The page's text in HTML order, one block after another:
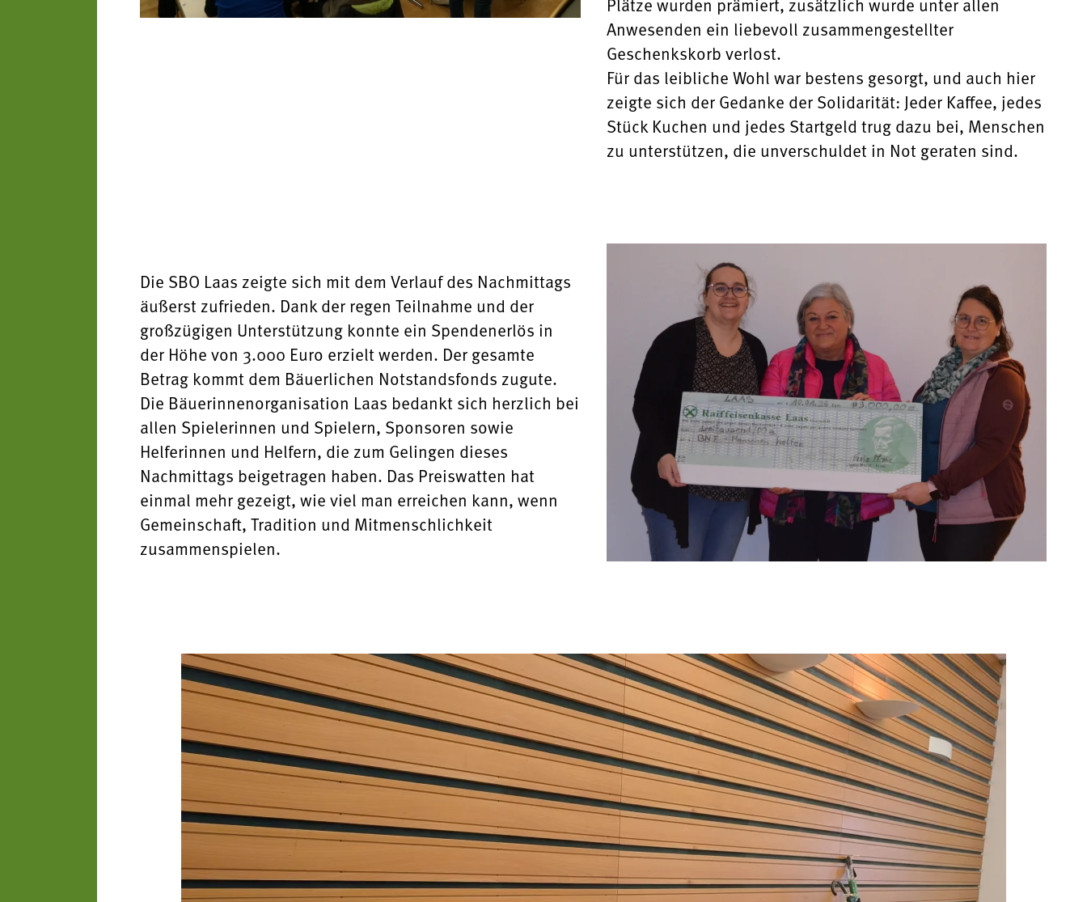
Anwesenden ein liebevoll zusammengestellter
Geschenkskorb verlost.
Für das leibliche Wohl war bestens gesorgt, und auch hier
zeigte sich der Gedanke der Solidarität: Jeder Kaffee, jedes
Stück Kuchen und jedes Startgeld trug dazu bei, Menschen
zu unterstützen, die unverschuldet in Not geraten sind.
Die SBO Laas zeigte sich mit dem Verlauf des Nachmittags
äußerst zufrieden. Dank der regen Teilnahme und der
großzügigen Unterstützung konnte ein Spendenerlös in
der Höhe von 3.000 Euro erzielt werden. Der gesamte
Betrag kommt dem Bäuerlichen Notstandsfonds zugute.
Die Bäuerinnenorganisation Laas bedankt sich herzlich bei
allen Spielerinnen und Spielern, Sponsoren sowie
Helferinnen und Helfern, die zum Gelingen dieses
Nachmittags beigetragen haben. Das Preiswatten hat
einmal mehr gezeigt, wie viel man erreichen kann, wenn
Gemeinschaft, Tradition und Mitmenschlichkeit
zusammenspielen.